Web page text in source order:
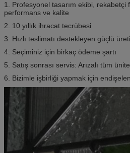
1. Profesyonel tasarım ekibi, rekabetçi
performans ve kalite
2. 10 yıllık ihracat tecrübesi
3. Hızlı teslimatı destekleyen güçlü
4. Seçiminiz için birkaç ödeme şartı
5. Satış sonrası servis: Arızalı tüm
6. Bizimle işbirliği yapmak için